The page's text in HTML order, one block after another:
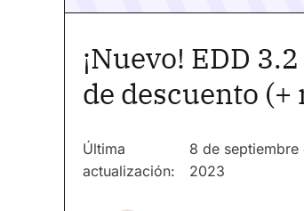
¡Nuevo! EDD
de descuento (+
Última
actualización:
8 de septiembre
2023